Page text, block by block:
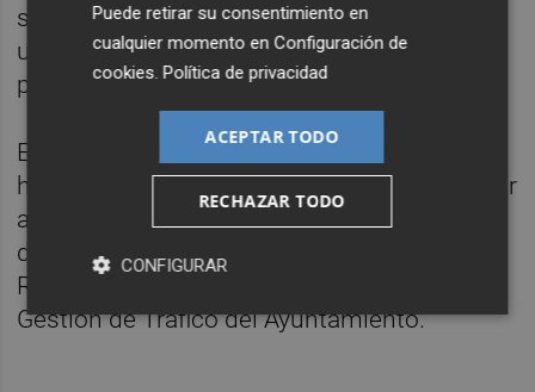
si no es necesario y de ser imprescindible
usar en todo caso mascarilla en la vía
pública.
El incendio y la gran y densa columna de
humo que se ha originado ha llevado a cortar
al tráfico los accesos a Pintor Benedicto
desde las avenidas Pérez Galdós y Gran Vía
Ramón y Cajal, ha señalado el Centro de
Gestión de Tráfico del Ayuntamiento.
Puede retirar su consentimiento en
cualquier momento enConfiguración de
cookies .Política de privacidad
ACEPTAR TODO
RECHAZAR TODO
CONFIGURAR